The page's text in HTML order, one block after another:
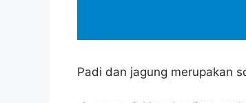
Padi dan jagung merupakan